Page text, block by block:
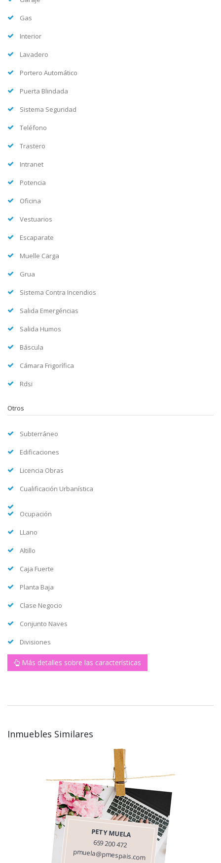
Gas
Interior
Lavadero
Portero Automático
Puerta Blindada
Sistema Seguridad
Teléfono
Trastero
Intranet
Potencia
Oficina
Vestuarios
Escaparate
Muelle Carga
Grua
Sistema Contra Incendios
Salida Emergéncias
Salida Humos
Báscula
Cámara Frigorífica
Rdsi
Otros
Subterráneo
Edificaciones
Licencia Obras
Cualificación Urbanística
Ocupación
LLano
Altillo
Caja Fuerte
Planta Baja
Clase Negocio
Conjunto Naves
Divisiones
Más detalles sobre las características
Inmuebles Similares
PETY MUELA
659 200 472
pmuela@pmespais.com